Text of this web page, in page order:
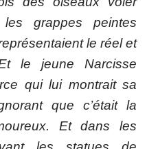
grappes peintes
le réel et
le jeune Narcisse
qui lui montrait sa
que c’était la
Et dans les